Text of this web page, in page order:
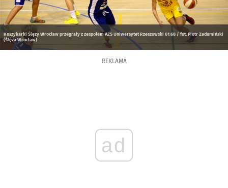
Koszykarki Ślęzy Wrocław przegrały z zespołem AZS Uniwersytet Rzeszowski 61:68 / fot. Piotr Zadumiński
(Ślęza Wrocław)
REKLAMA
ad